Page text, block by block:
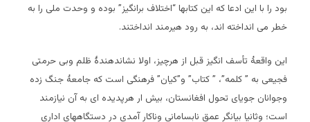
بود را با این ادعا که این کتابها “اختلاف برانگیز” بوده و وحدت ملی را به
خطر می انداخته اند، به رود هیرمند انداختند.
این واقعۀ تأسف انگیز قبل از هرچیز، اولا نشاندهندۀ ظلم وبی حرمتی
فجیعی به ” کلمه”، ” کتاب” و”کیان” فرهنگی است که جامعۀ جنگ زده
وجوانان جویای تحول افغانستان، بیش ار هرپدیده ای به آن نیازمند
است؛ وثانیا بیانگر عمق نابسامانی وناکار آمدی در دستگاههای اداری